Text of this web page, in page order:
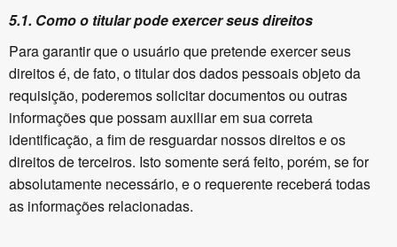
5.1. Como o titular pode exercer seus direitos
Para garantir que o usuário que pretende exercer seus
direitos é, de fato, o titular dos dados pessoais objeto da
requisição, poderemos solicitar documentos ou outras
informações que possam auxiliar em sua correta
identificação, a fim de resguardar nossos direitos e os
direitos de terceiros. Isto somente será feito, porém, se for
absolutamente necessário, e o requerente receberá todas
as informações relacionadas.